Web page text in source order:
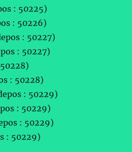
: 50225)
: 50226)
: 50227)
: 50227)
: 50228)
: 50229)
: 50229)
: 50229)
: 50229)